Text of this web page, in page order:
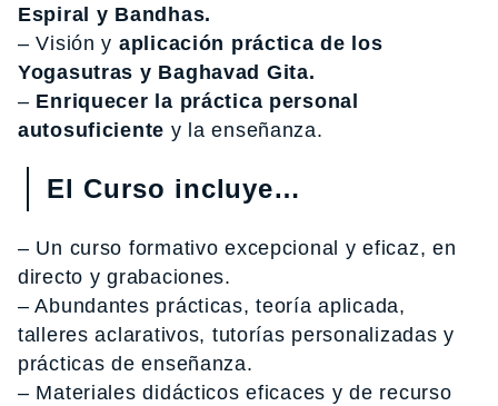
Espiral y Bandhas.
– Visión y aplicación práctica de los
Yogasutras y Baghavad Gita.
– Enriquecer la práctica personal
autosuficiente y la enseñanza.
El Curso incluye…
– Un curso formativo excepcional y eficaz, en
directo y grabaciones.
– Abundantes prácticas, teoría aplicada,
talleres aclarativos, tutorías personalizadas y
prácticas de enseñanza.
– Materiales didácticos eficaces y de recurso